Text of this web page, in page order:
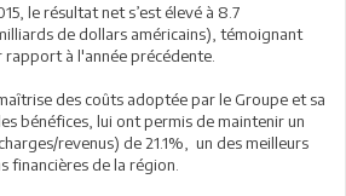
le résultat net s’est élevé à 8.7
de dollars américains), témoignant
rapport à l'année précédente.
des coûts adoptée par le Groupe et sa
bénéfices, lui ont permis de maintenir un
revenus) de 21.1%, un des meilleurs
financières de la région.